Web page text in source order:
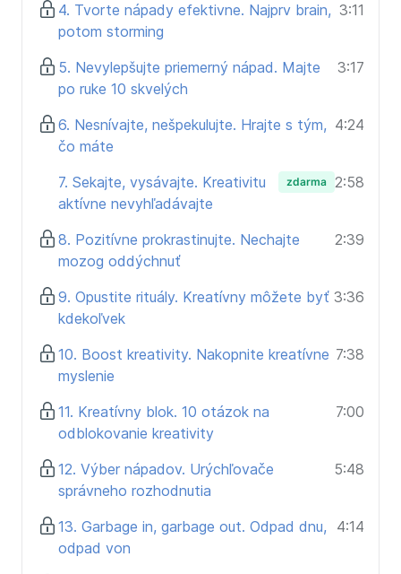
4. Tvorte nápady efektivne. Najprv brain,
potom storming
3:11
5. Nevylepšujte priemerný nápad. Majte
po ruke 10 skvelých
3:17
6. Nesnívajte, nešpekulujte. Hrajte s tým,
čo máte
4:24
7. Sekajte, vysávajte. Kreativitu
aktívne nevyhľadávajte
zdarma 2:58
8. Pozitívne prokrastinujte. Nechajte
mozog oddýchnuť
2:39
9. Opustite rituály. Kreatívny môžete byť
kdekoľvek
3:36
10. Boost kreativity. Nakopnite kreatívne
myslenie
7:38
11. Kreatívny blok. 10 otázok na
odblokovanie kreativity
7:00
12. Výber nápadov. Urýchľovače
správneho rozhodnutia
5:48
13. Garbage in, garbage out. Odpad dnu,
odpad von
4:14